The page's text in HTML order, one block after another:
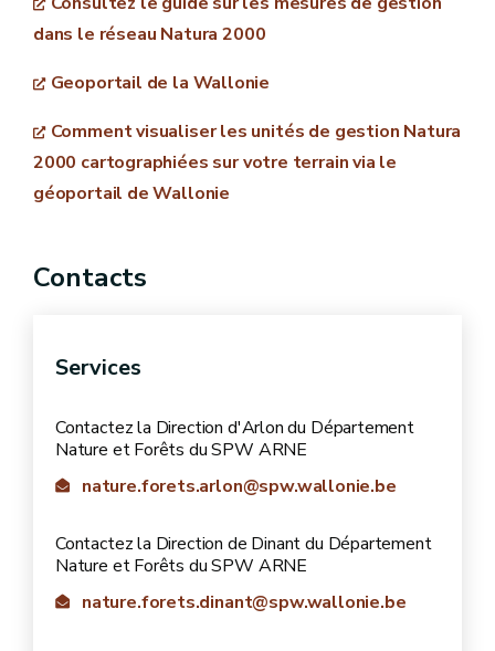
les nom, prénom et adresse du demandeur s’il
s’agit d’une personne physique
la dénomination ou raison sociale, la forme
pour introduire la demande
23 octobre 2008 - Arrêté du Gouvernement
préventif applicable aux sites Natura 2000
dans le réseau Natura 2000
Geoportail de la Wallonie
Comment visualiser les unités de gestion Natura
2000 cartographiées sur votre terrain via le
géoportail de Wallonie
Contacts
Services
Contactez la Direction d'Arlon du Département
Nature et Forêts du SPW ARNE
nature.forets.arlon@spw.wallonie.be
Contactez la Direction de Dinant du Département
Nature et Forêts du SPW ARNE
nature.forets.dinant@spw.wallonie.be